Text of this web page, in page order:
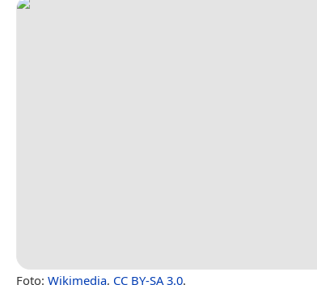
Foto: Wikimedia, CC BY-SA 3.0.